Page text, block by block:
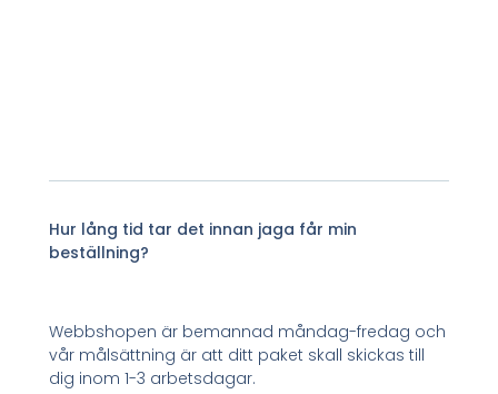
Hur lång tid tar det innan jaga får min
beställning?
Webbshopen är bemannad måndag-fredag och
vår målsättning är att ditt paket skall skickas till
dig inom 1-3 arbetsdagar.